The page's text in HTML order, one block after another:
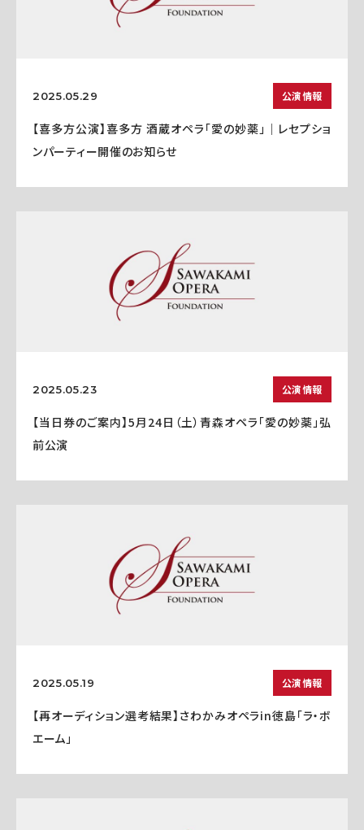
2025.05.29 公演情報
【喜多方公演】喜多方 酒蔵オペラ「愛の妙薬」｜レセプショ
ンパーティー開催のお知らせ
2025.05.23 公演情報
【当日券のご案内】5月24日（土）青森オペラ「愛の妙薬」弘
前公演
2025.05.19 公演情報
【再オーディション選考結果】さわかみオペラin徳島「ラ・ボ
エーム」